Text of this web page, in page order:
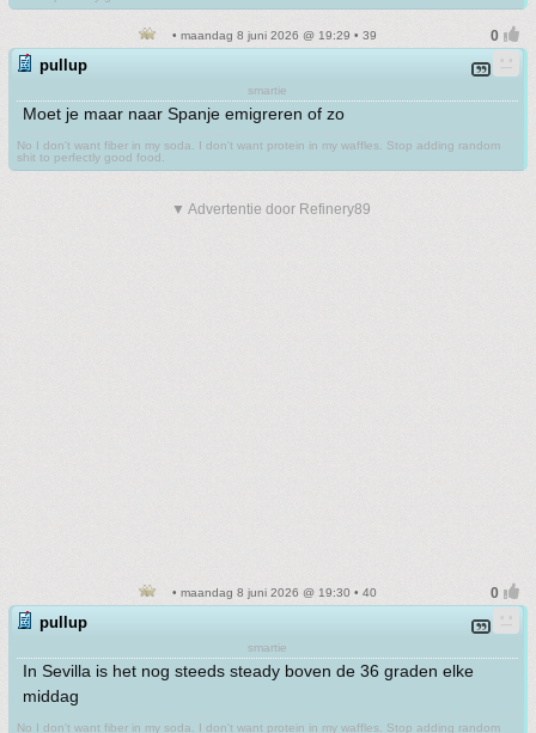
• maandag 8 juni 2026 @ 19:29 • 39
pullup
smartie
Moet je maar naar Spanje emigreren of zo
No I don't want fiber in my soda. I don't want protein in my waffles. Stop adding random
shit to perfectly good food.
▼ Advertentie door Refinery89
• maandag 8 juni 2026 @ 19:30 • 40
pullup
smartie
In Sevilla is het nog steeds steady boven de 36 graden elke
middag
No I don't want fiber in my soda. I don't want protein in my waffles. Stop adding random